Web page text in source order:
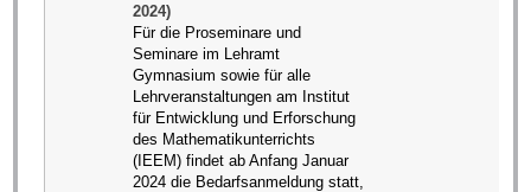
2024)
Für die Proseminare und
Seminare im Lehramt
Gymnasium sowie für alle
Lehrveranstaltungen am Institut
für Entwicklung und Erforschung
des Mathematikunterrichts
(IEEM) findet ab Anfang Januar
2024 die Bedarfsanmeldung statt,